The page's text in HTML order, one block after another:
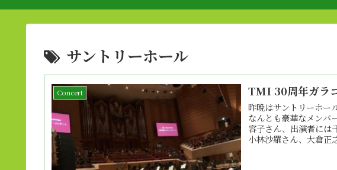
サントリーホール
Concert TMI 30周年ガラ
昨晩はサントリーホー
なんとも豪華なメンバ
容子さん、出演者には
小林沙羅さん、大倉正